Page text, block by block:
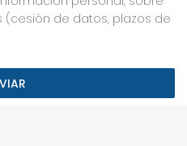
de datos, plazos de